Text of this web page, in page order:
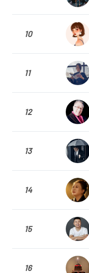
10
11
12
13
14
15
16